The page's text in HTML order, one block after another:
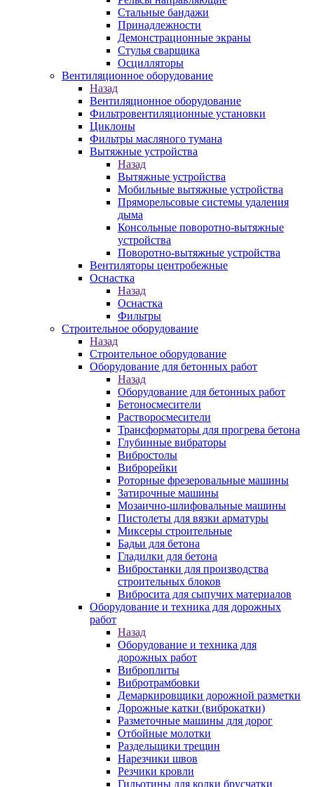
Стальные бандажи
Принадлежности
Демонстрационные экраны
Стулья сварщика
Осцилляторы
Вентиляционное оборудование
Назад
Вентиляционное оборудование
Фильтровентиляционные установки
Циклоны
Фильтры масляного тумана
Вытяжные устройства
Назад
Вытяжные устройства
Мобильные вытяжные устройства
Пряморельсовые системы удаления
дыма
Консольные поворотно-вытяжные
устройства
Поворотно-вытяжные устройства
Вентиляторы центробежные
Оснастка
Назад
Оснастка
Фильтры
Строительное оборудование
Назад
Строительное оборудование
Оборудование для бетонных работ
Назад
Оборудование для бетонных работ
Бетоносмесители
Растворосмесители
Трансформаторы для прогрева бетона
Глубинные вибраторы
Вибростолы
Виброрейки
Роторные фрезеровальные машины
Затирочные машины
Мозаично-шлифовальные машины
Пистолеты для вязки арматуры
Миксеры строительные
Бадьи для бетона
Гладилки для бетона
Вибростанки для производства
строительных блоков
Вибросита для сыпучих материалов
Оборудование и техника для дорожных
работ
Назад
Оборудование и техника для
дорожных работ
Виброплиты
Вибротрамбовки
Демаркировщики дорожной разметки
Дорожные катки (виброкатки)
Разметочные машины для дорог
Отбойные молотки
Раздельщики трещин
Нарезчики швов
Резчики кровли
Гильотины для колки брусчатки